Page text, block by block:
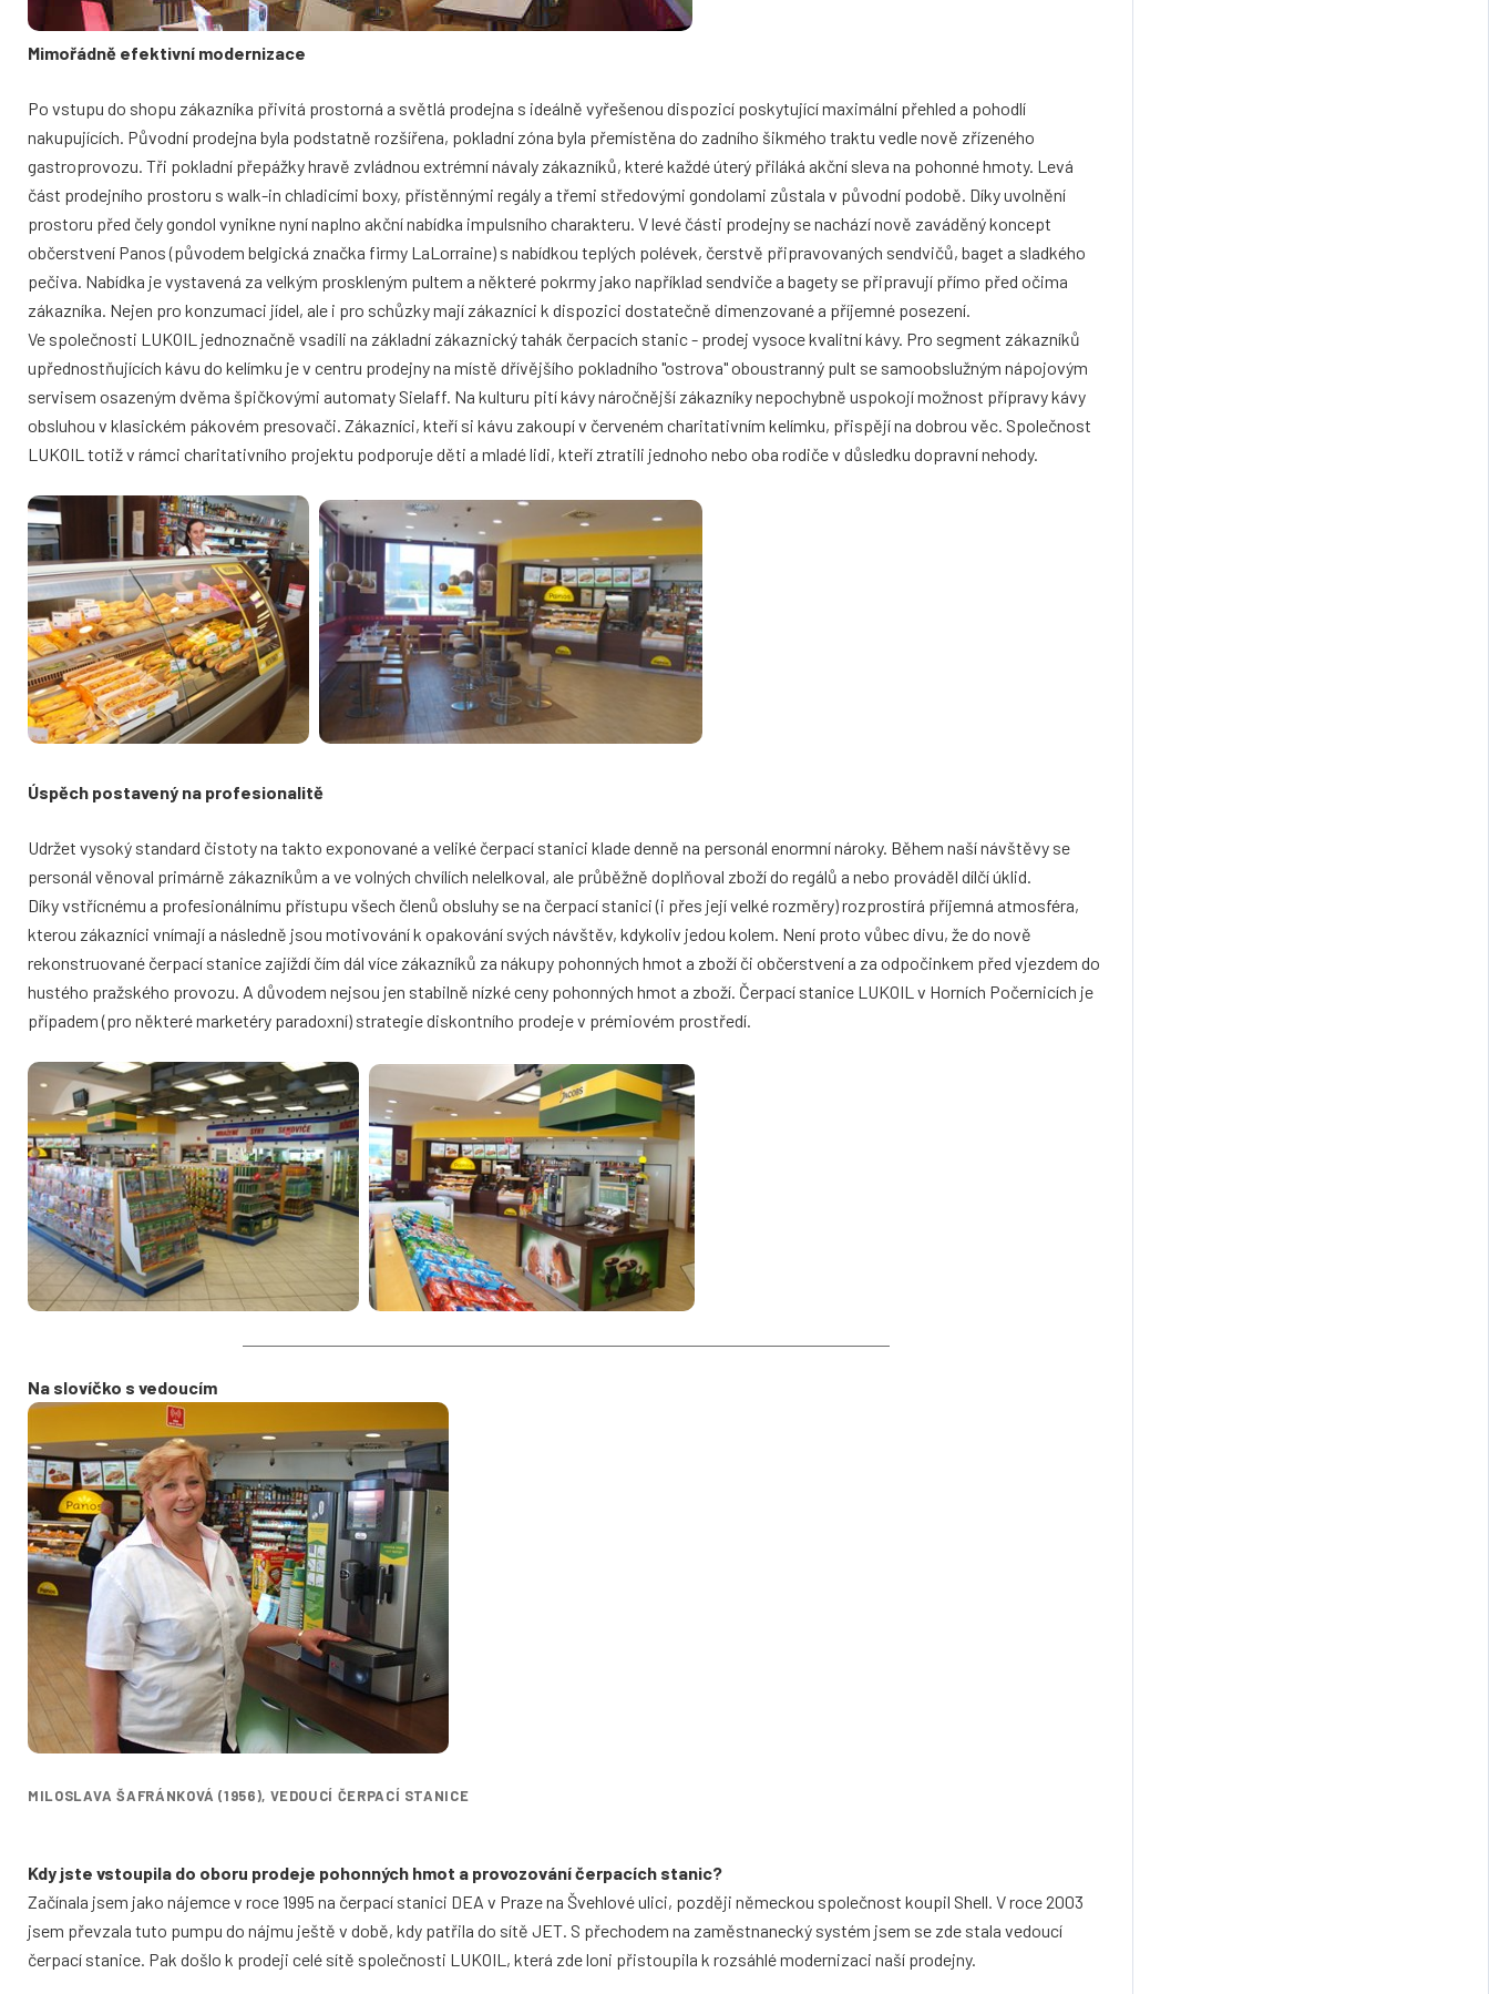
Mimořádně efektivní modernizace
Po vstupu do shopu zákazníka přivítá prostorná a světlá prodejna s ideálně vyřešenou dispozicí poskytující maximální přehled a pohodlí
nakupujících. Původní prodejna byla podstatně rozšířena, pokladní zóna byla přemístěna do zadního šikmého traktu vedle nově zřízeného
gastroprovozu. Tři pokladní přepážky hravě zvládnou extrémní návaly zákazníků, které každé úterý přiláká akční sleva na pohonné hmoty. Levá
část prodejního prostoru s walk-in chladicími boxy, přístěnnými regály a třemi středovými gondolami zůstala v původní podobě. Díky uvolnění
prostoru před čely gondol vynikne nyní naplno akční nabídka impulsního charakteru. V levé části prodejny se nachází nově zaváděný koncept
občerstvení Panos (původem belgická značka firmy LaLorraine) s nabídkou teplých polévek, čerstvě připravovaných sendvičů, baget a sladkého
pečiva. Nabídka je vystavená za velkým proskleným pultem a některé pokrmy jako například sendviče a bagety se připravují přímo před očima
zákazníka. Nejen pro konzumaci jídel, ale i pro schůzky mají zákazníci k dispozici dostatečně dimenzované a příjemné posezení.
Ve společnosti LUKOIL jednoznačně vsadili na základní zákaznický tahák čerpacích stanic - prodej vysoce kvalitní kávy. Pro segment zákazníků
upřednostňujících kávu do kelímku je v centru prodejny na místě dřívějšího pokladního "ostrova" oboustranný pult se samoobslužným nápojovým
servisem osazeným dvěma špičkovými automaty Sielaff. Na kulturu pití kávy náročnější zákazníky nepochybně uspokojí možnost přípravy kávy
obsluhou v klasickém pákovém presovači. Zákazníci, kteří si kávu zakoupí v červeném charitativním kelímku, přispějí na dobrou věc. Společnost
LUKOIL totiž v rámci charitativního projektu podporuje děti a mladé lidi, kteří ztratili jednoho nebo oba rodiče v důsledku dopravní nehody.
Úspěch postavený na profesionalitě
Udržet vysoký standard čistoty na takto exponované a veliké čerpací stanici klade denně na personál enormní nároky. Během naší návštěvy se
personál věnoval primárně zákazníkům a ve volných chvílích nelelkoval, ale průběžně doplňoval zboží do regálů a nebo prováděl dílčí úklid.
Díky vstřícnému a profesionálnímu přístupu všech členů obsluhy se na čerpací stanici (i přes její velké rozměry) rozprostírá příjemná atmosféra,
kterou zákazníci vnímají a následně jsou motivování k opakování svých návštěv, kdykoliv jedou kolem. Není proto vůbec divu, že do nově
rekonstruované čerpací stanice zajíždí čím dál více zákazníků za nákupy pohonných hmot a zboží či občerstvení a za odpočinkem před vjezdem do
hustého pražského provozu. A důvodem nejsou jen stabilně nízké ceny pohonných hmot a zboží. Čerpací stanice LUKOIL v Horních Počernicích je
případem (pro některé marketéry paradoxní) strategie diskontního prodeje v prémiovém prostředí.
Na slovíčko s vedoucím
MILOSLAVA ŠAFRÁNKOVÁ (1956), VEDOUCÍ ČERPACÍ STANICE
Kdy jste vstoupila do oboru prodeje pohonných hmot a provozování čerpacích stanic?
Začínala jsem jako nájemce v roce 1995 na čerpací stanici DEA v Praze na Švehlové ulici, později německou společnost koupil Shell. V roce 2003
jsem převzala tuto pumpu do nájmu ještě v době, kdy patřila do sítě JET. S přechodem na zaměstnanecký systém jsem se zde stala vedoucí
čerpací stanice. Pak došlo k prodeji celé sítě společnosti LUKOIL, která zde loni přistoupila k rozsáhlé modernizaci naší prodejny.